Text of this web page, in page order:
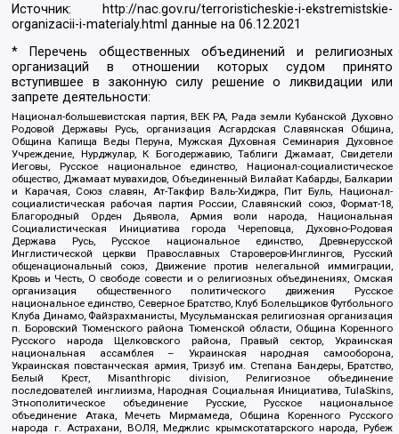
Источник:
http://nac.gov.ru/terroristicheskie-i-ekstremistskie-
organizacii-i-materialy.html данные на06.12.2021
* Перечень общественных объединений и религиозных
организаций в отношении которых судом принято
вступившее в законную силу решение о ликвидации или
запрете деятельности:
Национал-большевистская партия, ВЕК РА, Рада земли Кубанской Духовно
Родовой Державы Русь, организация Асгардская Славянская Община,
Община Капища Веды Перуна, Мужская Духовная Семинария Духовное
Учреждение, Нурджулар, К Богодержавию, Таблиги Джамаат, Свидетели
Иеговы, Русское национальное единство, Национал-социалистическое
общество, Джамаат мувахидов, Объединенный Вилайат Кабарды, Балкарии
и Карачая, Союз славян, Ат-Такфир Валь-Хиджра, Пит Буль, Национал-
социалистическая рабочая партия России, Славянский союз, Формат-18,
Благородный Орден Дьявола, Армия воли народа, Национальная
Социалистическая Инициатива города Череповца, Духовно-Родовая
Держава Русь, Русское национальное единство, Древнерусской
Инглистической церкви Православных Староверов-Инглингов, Русский
общенациональный союз, Движение против нелегальной иммиграции,
Кровь и Честь, О свободе совести и о религиозных объединениях, Омская
организация общественного политического движения Русское
национальное единство, Северное Братство, Клуб Болельщиков Футбольного
Клуба Динамо, Файзрахманисты, Мусульманская религиозная организация
п. Боровский Тюменского района Тюменской области, Община Коренного
Русского народа Щелковского района, Правый сектор, Украинская
национальная ассамблея – Украинская народная самооборона,
Украинская повстанческая армия, Тризуб им. Степана Бандеры, Братство,
Белый Крест, Misanthropic division, Религиозное объединение
последователей инглиизма, Народная Социальная Инициатива, TulaSkins,
Этнополитическое объединение Русские, Русское национальное
объединение Атака, Мечеть Мирмамеда, Община Коренного Русского
народа г. Астрахани, ВОЛЯ, Меджлис крымскотатарского народа, Рубеж